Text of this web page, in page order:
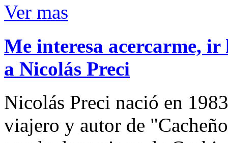
Ver mas
Me interesa acercarme,
a Nicolás Preci
Nicolás Preci nació en
viajero y autor de